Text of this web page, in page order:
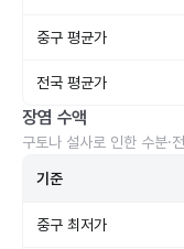
중구 평균가
전국 평균가
장염 수액
구토나 설사로 인한 수분·
기준
중구 최저가